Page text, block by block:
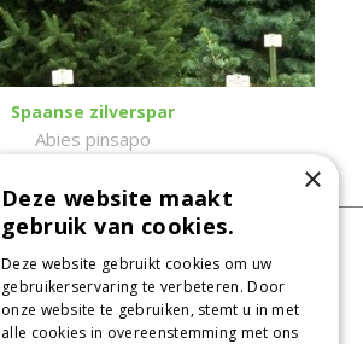
Spaanse zilverspar
Abies pinsapo
×
Deze website maakt
gebruik van cookies.
Deze website gebruikt cookies om uw
gebruikerservaring te verbeteren. Door
onze website te gebruiken, stemt u in met
alle cookies in overeenstemming met ons